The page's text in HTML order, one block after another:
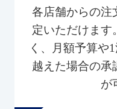
各店舗からの注
定いただけます
く、月額予算や
越えた場合の承
が